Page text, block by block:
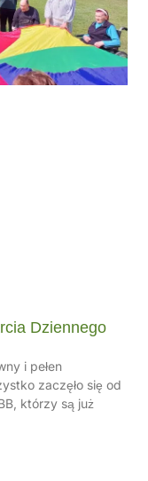
Dziennego
i pełen
zaczęło się od
którzy są już